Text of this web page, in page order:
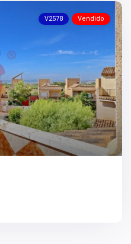
V2578 Vendido